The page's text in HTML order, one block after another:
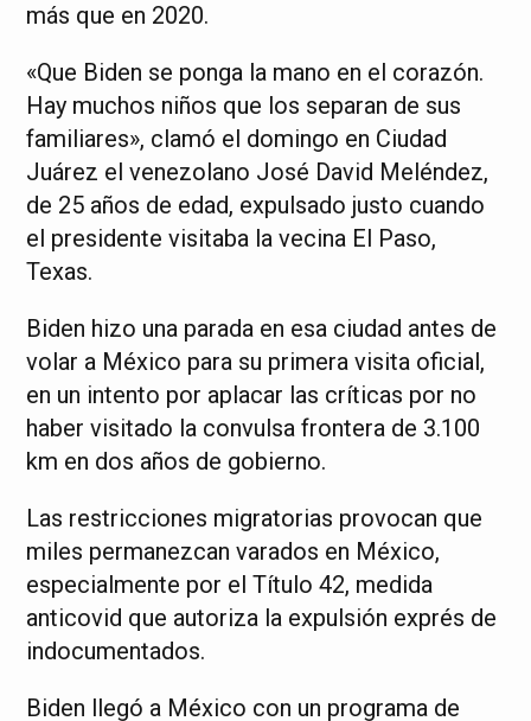
más que en 2020.
«Que Biden se ponga la mano en el corazón.
Hay muchos niños que los separan de sus
familiares», clamó el domingo en Ciudad
Juárez el venezolano José David Meléndez,
de 25 años de edad, expulsado justo cuando
el presidente visitaba la vecina El Paso,
Texas.
Biden hizo una parada en esa ciudad antes de
volar a México para su primera visita oficial,
en un intento por aplacar las críticas por no
haber visitado la convulsa frontera de 3.100
km en dos años de gobierno.
Las restricciones migratorias provocan que
miles permanezcan varados en México,
especialmente por el Título 42, medida
anticovid que autoriza la expulsión exprés de
indocumentados.
Biden llegó a México con un programa de